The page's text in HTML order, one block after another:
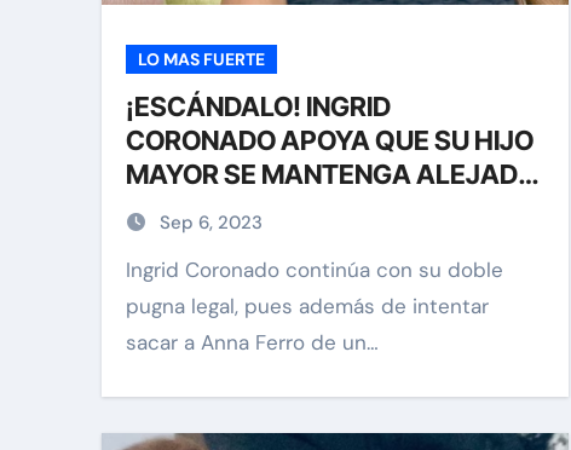
LO MAS FUERTE
¡ESCÁNDALO! INGRID
CORONADO APOYA QUE SU HIJO
MAYOR SE MANTENGA ALEJADO
DE CHARLY LÓPEZ
Sep 6, 2023
Ingrid Coronado continúa con su doble
pugna legal, pues además de intentar
sacar a Anna Ferro de un…